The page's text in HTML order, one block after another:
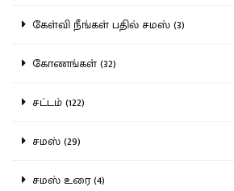
கேள்வி நீங்கள் பதில் சமஸ் (3)
கோணங்கள் (32)
சட்டம் (122)
சமஸ் (29)
சமஸ் உரை (4)